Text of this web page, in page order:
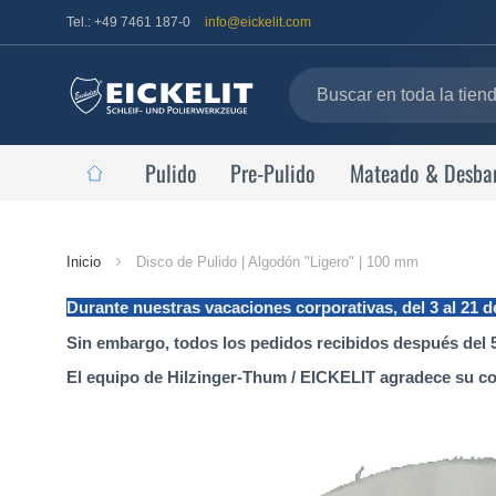
Tel.: +49 7461 187-0 info@eickelit.com
inicio
Pulido Pre-Pulido Mateado &
Inicio Disco de Pulido | Algodón "Ligero" | 100 mm
Durante nuestras vacaciones corporativas, del 3 al 21
Sin embargo, todos los pedidos recibidos después del
El equipo de Hilzinger-Thum / EICKELIT agradece su